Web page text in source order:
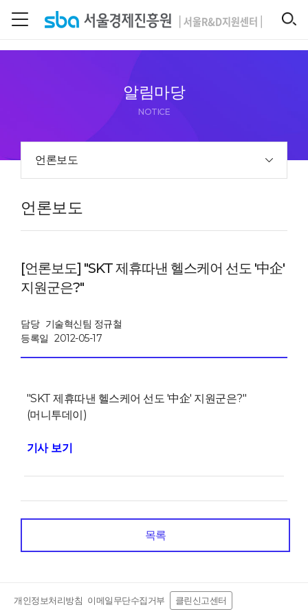
알림마당
NOTICE
언론보도
언론보도
[언론보도] "SKT 제휴따낸 헬스케어 선도 '中企'
지원군은?"
담당 기술혁신팀 정규철
등록일 2012-05-17
"SKT 제휴따낸 헬스케어 선도 '中企' 지원군은?"
(머니투데이)
기사 보기
목록
개인정보처리방침 이메일무단수집거부 클린신고센터